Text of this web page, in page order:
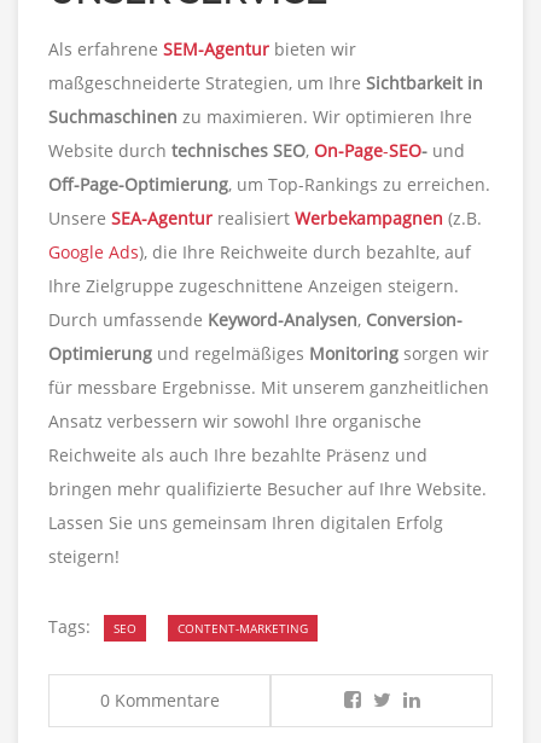
Als erfahrene SEM-Agentur bieten wir
maßgeschneiderte Strategien, um Ihre Sichtbarkeit in
Suchmaschinen zu maximieren. Wir optimieren Ihre
Website durch technisches SEO, On-Page-SEO- und
Off-Page-Optimierung, um Top-Rankings zu erreichen.
Unsere SEA-Agentur realisiert Werbekampagnen (z.B.
Google Ads), die Ihre Reichweite durch bezahlte, auf
Ihre Zielgruppe zugeschnittene Anzeigen steigern.
Durch umfassende Keyword-Analysen, Conversion-
Optimierung und regelmäßiges Monitoring sorgen wir
für messbare Ergebnisse. Mit unserem ganzheitlichen
Ansatz verbessern wir sowohl Ihre organische
Reichweite als auch Ihre bezahlte Präsenz und
bringen mehr qualifizierte Besucher auf Ihre Website.
Lassen Sie uns gemeinsam Ihren digitalen Erfolg
steigern!
Tags: SEO CONTENT-MARKETING
0 Kommentare